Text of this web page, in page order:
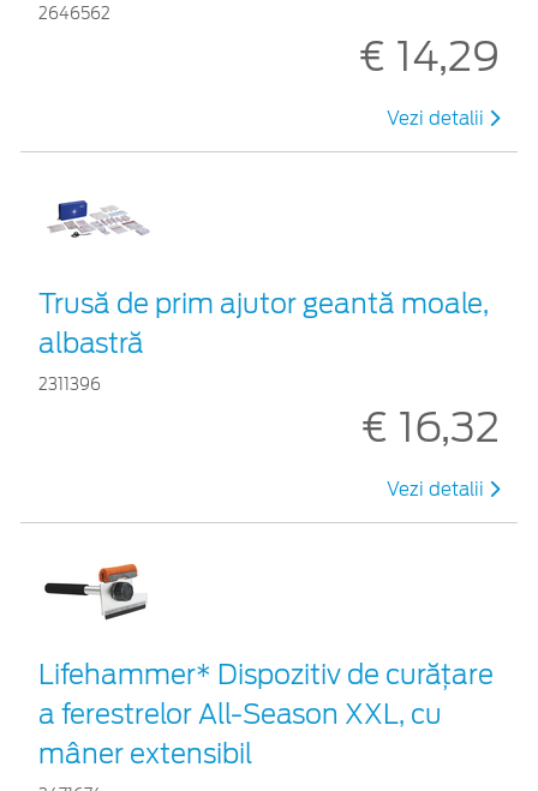
2646562
€ 14,29
Vezi detalii
Trusă de prim ajutor geantă moale,
albastră
2311396
€ 16,32
Vezi detalii
Lifehammer* Dispozitiv de curățare
a ferestrelor All-Season XXL, cu
mâner extensibil